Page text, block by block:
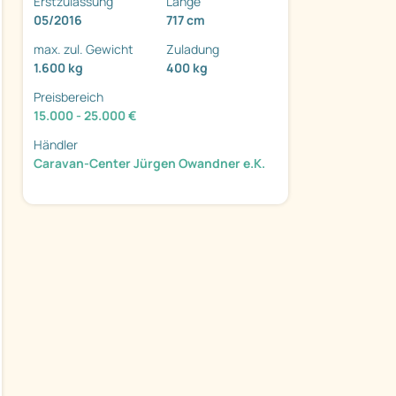
05/2016
717 cm
max. zul. Gewicht
1.600 kg
Zuladung
400 kg
Preisbereich
15.000 - 25.000 €
Händler
Caravan-Center Jürgen Owandner e.K.